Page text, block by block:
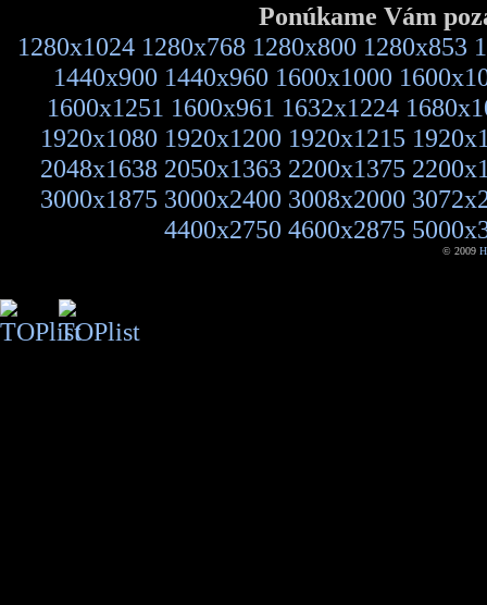
Ponúkame Vám
1280x1024 1280x768 1280x800 1280x853
1440x900 1440x960 1600x1000
1600x1251 1600x961 1632x1224
1920x1080 1920x1200 1920x1215
2048x1638 2050x1363 2200x1375
3000x1875 3000x2400 3008x2000
4400x2750 4600x2875
© 2009